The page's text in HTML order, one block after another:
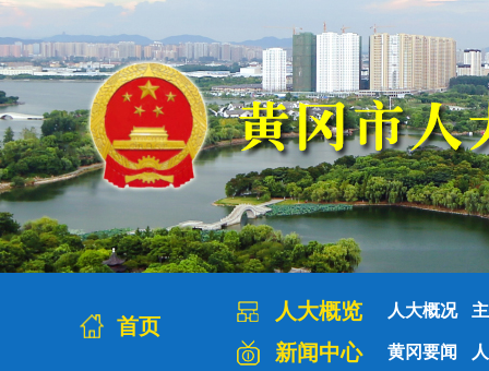
首页
人大概览 人大概况
新闻中心 黄冈要闻